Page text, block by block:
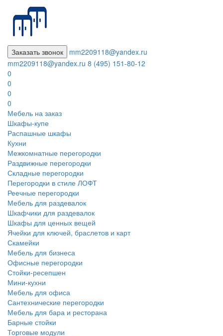
Заказать звонок
mm2209118@yandex.ru
mm2209118@yandex.ru 8 (495) 151-80-12
0
0
0
0
Мебель на заказ
Шкафы-купе
Распашные шкафы
Кухни
Межкомнатные перегородки
Раздвижные перегородки
Складные перегородки
Перегородки в стиле ЛОФТ
Реечные перегородки
Мебель для раздевалок
Шкафчики для раздевалок
Шкафы для ценных вещей
Ячейки для ключей, браслетов и карт
Скамейки
Мебель для бизнеса
Офисные перегородки
Стойки-ресепшен
Мини-кухни
Мебель для офиса
Сантехнические перегородки
Мебель для бара и ресторана
Барные стойки
Торговые модули